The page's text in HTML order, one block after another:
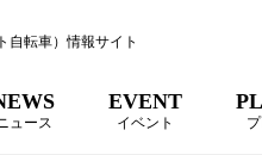
自転車）情報サイト
ュース
EVENT
イベント